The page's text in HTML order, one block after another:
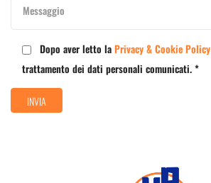
Dopo aver letto laPrivacy & Cookie Policy
trattamento dei dati personali comunicati. *